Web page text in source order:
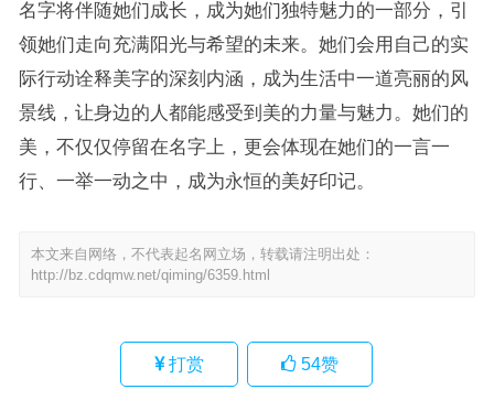
名字将伴随她们成长，成为她们独特魅力的一部分，引
领她们走向充满阳光与希望的未来。她们会用自己的实
际行动诠释美字的深刻内涵，成为生活中一道亮丽的风
景线，让身边的人都能感受到美的力量与魅力。她们的
美，不仅仅停留在名字上，更会体现在她们的一言一
行、一举一动之中，成为永恒的美好印记。
本文来自网络，不代表起名网立场，转载请注明出处：
http://bz.cdqmw.net/qiming/6359.html
打赏 54赞